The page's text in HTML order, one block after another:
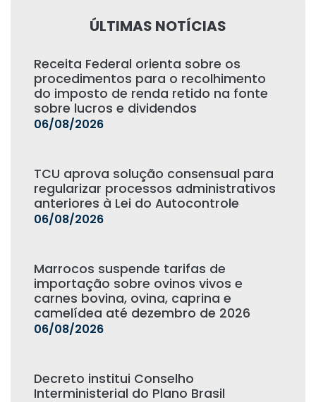
ÚLTIMAS NOTÍCIAS
Receita Federal orienta sobre os
procedimentos para o recolhimento
do imposto de renda retido na fonte
sobre lucros e dividendos
06/08/2026
TCU aprova solução consensual para
regularizar processos administrativos
anteriores à Lei do Autocontrole
06/08/2026
Marrocos suspende tarifas de
importação sobre ovinos vivos e
carnes bovina, ovina, caprina e
camelídea até dezembro de 2026
06/08/2026
Decreto institui Conselho
Interministerial do Plano Brasil